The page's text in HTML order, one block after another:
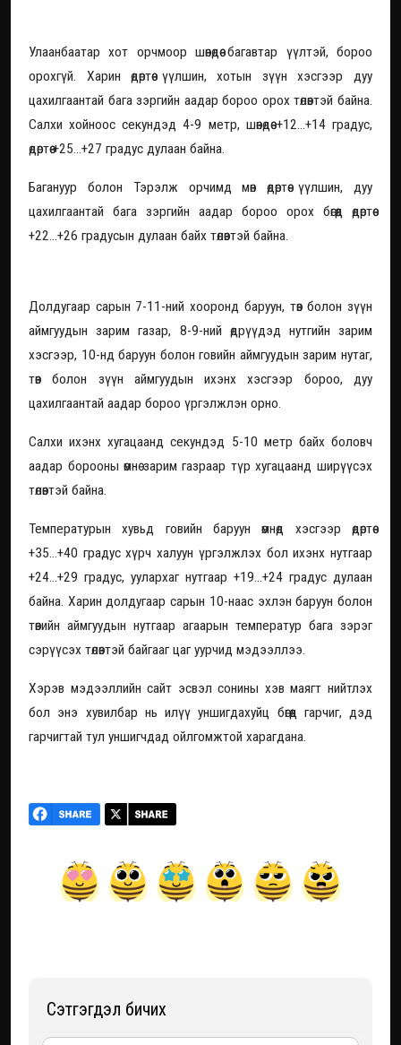
Улаанбаатар хот орчмоор шөнөдөө багавтар үүлтэй, бороо
орохгүй. Харин өдөртөө үүлшин, хотын зүүн хэсгээр дуу
цахилгаантай бага зэргийн аадар бороо орох төлөвтэй байна.
Салхи хойноос секундэд 4-9 метр, шөнөдөө +12...+14 градус,
өдөртөө +25...+27 градус дулаан байна.
Багануур болон Тэрэлж орчимд мөн өдөртөө үүлшин, дуу
цахилгаантай бага зэргийн аадар бороо орох бөгөөд өдөртөө
+22...+26 градусын дулаан байх төлөвтэй байна.
Долдугаар сарын 7-11-ний хооронд баруун, төв болон зүүн
аймгуудын зарим газар, 8-9-ний өдрүүдэд нутгийн зарим
хэсгээр, 10-нд баруун болон говийн аймгуудын зарим нутаг,
төв болон зүүн аймгуудын ихэнх хэсгээр бороо, дуу
цахилгаантай аадар бороо үргэлжлэн орно.
Салхи ихэнх хугацаанд секундэд 5-10 метр байх боловч
аадар борооны өмнө зарим газраар түр хугацаанд ширүүсэх
төлөвтэй байна.
Температурын хувьд говийн баруун өмнөд хэсгээр өдөртөө
+35...+40 градус хүрч халуун үргэлжлэх бол ихэнх нутгаар
+24...+29 градус, уулархаг нутгаар +19...+24 градус дулаан
байна. Харин долдугаар сарын 10-наас эхлэн баруун болон
төвийн аймгуудын нутгаар агаарын температур бага зэрэг
сэрүүсэх төлөвтэй байгааг цаг уурчид мэдээллээ.
Хэрэв мэдээллийн сайт эсвэл сонины хэв маягт нийтлэх
бол энэ хувилбар нь илүү уншигдахуйц бөгөөд гарчиг, дэд
гарчигтай тул уншигчдад ойлгомжтой харагдана.
Сэтгэгдэл бичих